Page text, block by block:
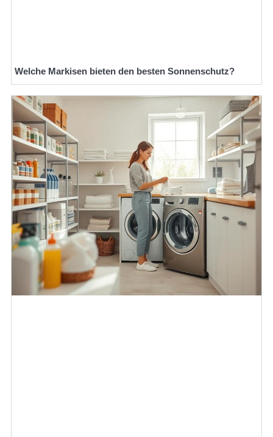
Welche Markisen bieten den besten Sonnenschutz?